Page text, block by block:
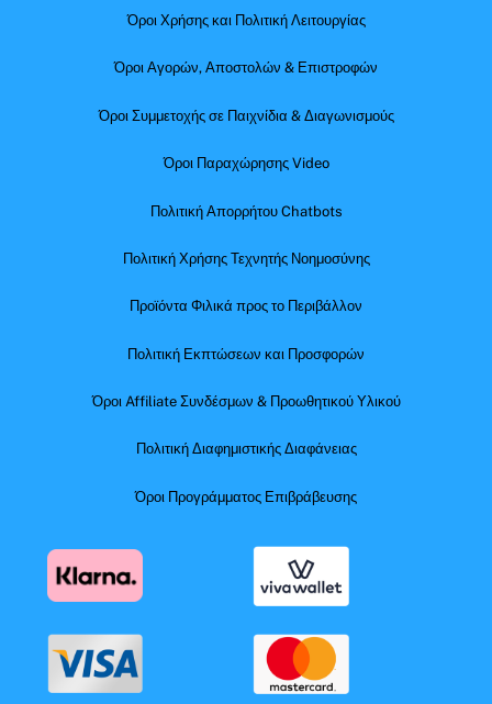
Όροι Χρήσης και Πολιτική Λειτουργίας
Όροι Αγορών, Αποστολών & Επιστροφών
Όροι Συμμετοχής σε Παιχνίδια & Διαγωνισμούς
Όροι Παραχώρησης Video
Πολιτική Απορρήτου Chatbots
Πολιτική Χρήσης Τεχνητής Νοημοσύνης
Προϊόντα Φιλικά προς το Περιβάλλον
Πολιτική Εκπτώσεων και Προσφορών
Όροι Affiliate Συνδέσμων & Προωθητικού Υλικού
Πολιτική Διαφημιστικής Διαφάνειας
Όροι Προγράμματος Επιβράβευσης